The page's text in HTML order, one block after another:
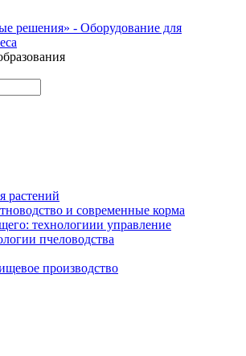
растений
и современные корма
технологиии управление
пчеловодства
производство